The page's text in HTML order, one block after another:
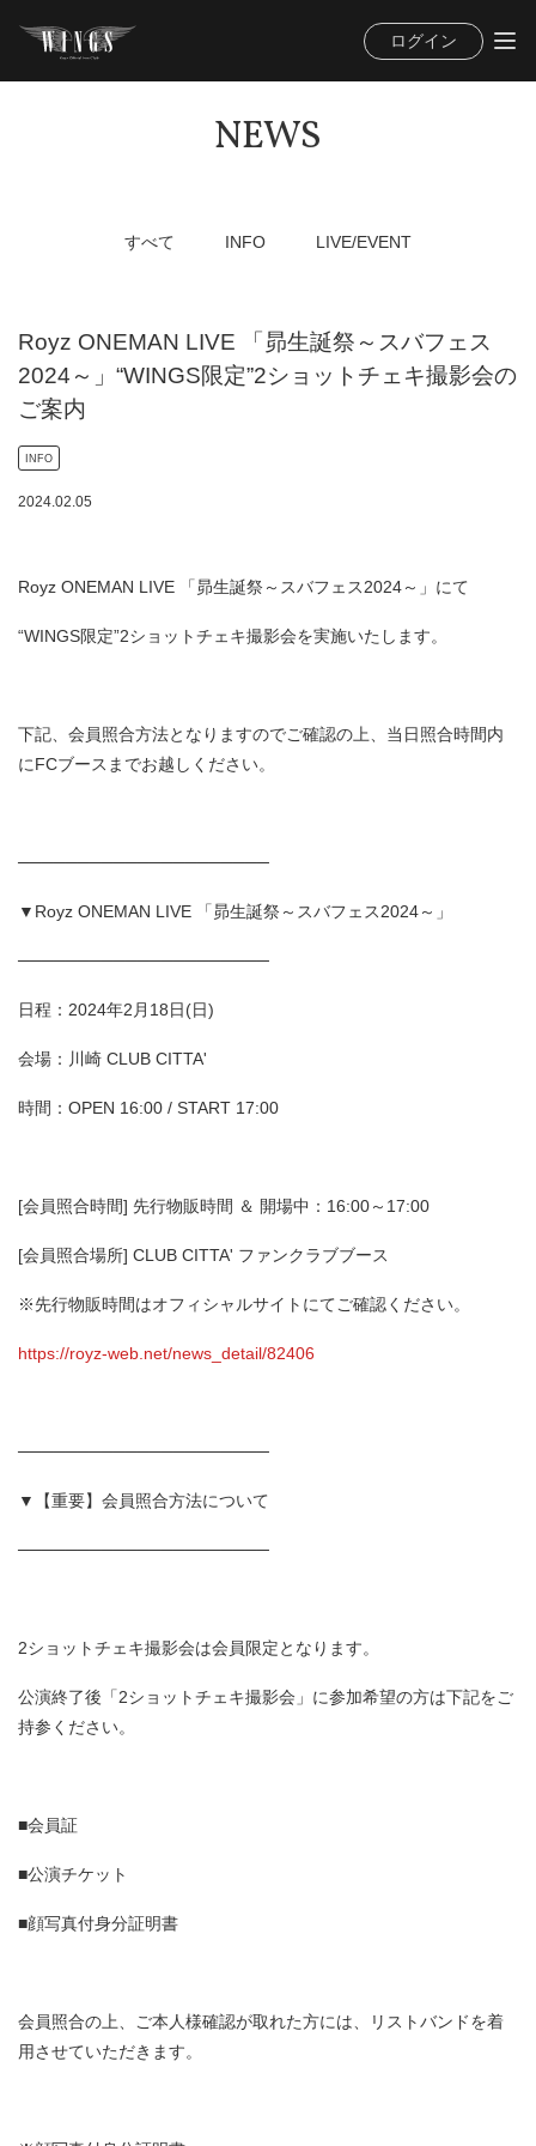
ログイン
NEWS
すべて INFO LIVE/EVENT
Royz ONEMAN LIVE 「昴生誕祭～スバフェス
2024～」“WINGS限定”2ショットチェキ撮影会の
ご案内
2024.02.05
INFO
Royz ONEMAN LIVE 「昴生誕祭～スバフェス2024～」にて
“WINGS限定”2ショットチェキ撮影会を実施いたします。
下記、会員照合方法となりますのでご確認の上、当日照合時間内
にFCブースまでお越しください。
─────────────────────
▼Royz ONEMAN LIVE 「昴生誕祭～スバフェス2024～」
─────────────────────
日程：2024年2月18日(日)
会場：川崎 CLUB CITTA'
時間：OPEN 16:00 / START 17:00
[会員照合時間] 先行物販時間 ＆ 開場中：16:00～17:00
[会員照合場所] CLUB CITTA' ファンクラブブース
※先行物販時間はオフィシャルサイトにてご確認ください。
https://royz-web.net/news_detail/82406
─────────────────────
▼【重要】会員照合方法について
─────────────────────
2ショットチェキ撮影会は会員限定となります。
公演終了後「2ショットチェキ撮影会」に参加希望の方は下記をご
持参ください。
■会員証
■公演チケット
■顔写真付身分証明書
会員照合の上、ご本人様確認が取れた方には、リストバンドを着
用させていただきます。